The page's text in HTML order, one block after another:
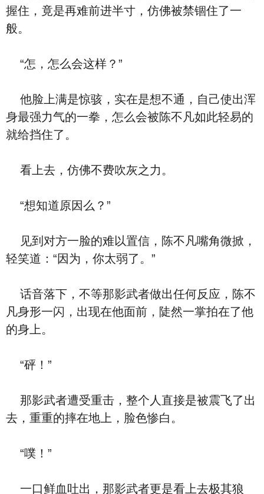
握住，竟是再难前进半寸，仿佛被禁锢住了一
般。
“怎，怎么会这样？”
他脸上满是惊骇，实在是想不通，自己使出浑
身最强力气的一拳，怎么会被陈不凡如此轻易的
就给挡住了。
看上去，仿佛不费吹灰之力。
“想知道原因么？”
见到对方一脸的难以置信，陈不凡嘴角微掀，
轻笑道：“因为，你太弱了。”
话音落下，不等那影武者做出任何反应，陈不
凡身形一闪，出现在他面前，陡然一掌拍在了他
的身上。
“砰！”
那影武者遭受重击，整个人直接是被震飞了出
去，重重的摔在地上，脸色惨白。
“噗！”
一口鲜血吐出，那影武者更是看上去极其狼